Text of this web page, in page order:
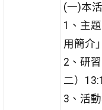
(一)本
1、主
用簡介
2、研
二）
3、活